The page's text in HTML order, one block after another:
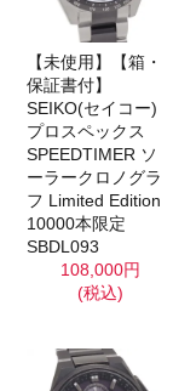
【未使用】【箱・
保証書付】
SEIKO(セイコー)
プロスペックス
SPEEDTIMER ソ
ーラークロノグラ
フ Limited Edition
10000本限定
SBDL093
108,000円
(税込)